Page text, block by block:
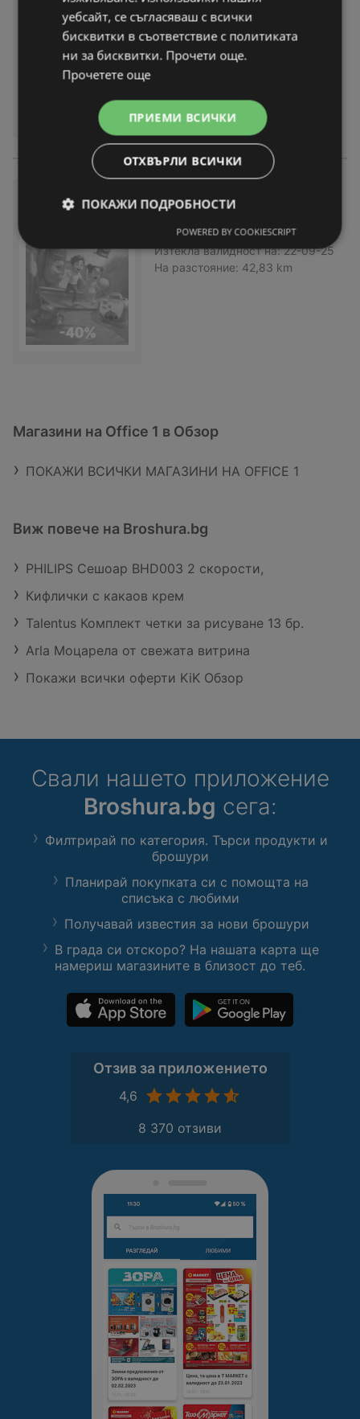
Изтекла валидност на:
На разстояние: 42,83 km
ен ден с Office 1!
брошура вече не е актуална
Изтекла валидност на: 22-09-25
На разстояние: 42,83 km
Магазини на Office 1 в Обзор
ПОКАЖИ ВСИЧКИ МАГАЗИНИ НА OFFICE 1
Виж повече на Broshura.bg
PHILIPS Сешоар BHD003 2 скорости,
Кифлички с какаов крем
Talentus Комплект четки за рисуване 13 бр.
Arla Mоцарела от свежата витрина
Покажи всички оферти KiK Обзор
Свали нашето приложение
Broshura.bg сега:
Филтрирай по категория. Търси продукти и
брошури
Планирай покупката си с помощта на
списъка с любими
Получавай известия за нови брошури
В града си отскоро? На нашата карта ще
намериш магазините в близост до теб.
Отзив за приложението
4,6
8 370 отзиви
уебсайт, се съгласяваш с всички
бисквитки в съответствие с политиката
ни за бисквитки. Прочети още.
Прочетете още
ПРИЕМИ ВСИЧКИ
ОТХВЪРЛИ ВСИЧКИ
ПОКАЖИ ПОДРОБНОСТИ
POWERED BY COOKIESCRIPT